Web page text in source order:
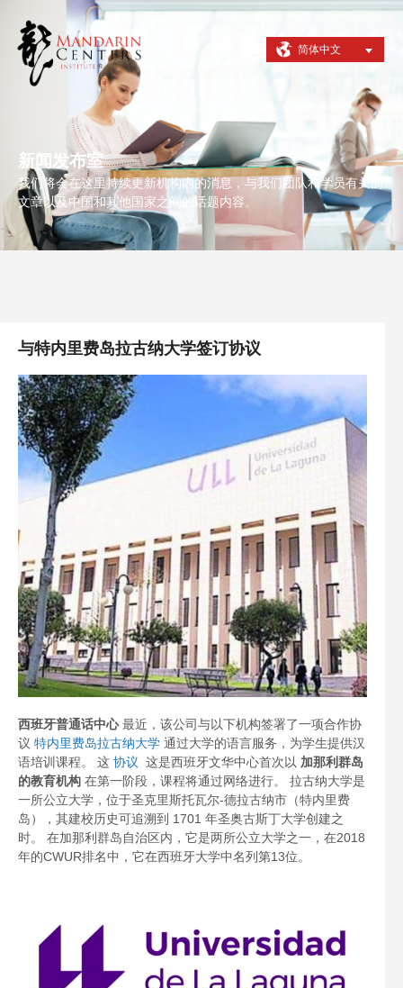
简体中文
新闻发布室
我们将会在这里持续更新机构内的消息，与我们团队和学员有关的
文章以及中国和其他国家之间的话题内容。
与特内里费岛拉古纳大学签订协议
西班牙普通话中心最近，该公司与以下机构签署了一项合作协
议 特内里费岛拉古纳大学 通过大学的语言服务，为学生提供汉
语培训课程。 这 协议 这是西班牙文华中心首次以 加那利群岛
的教育机构 在第一阶段，课程将通过网络进行。 拉古纳大学是
一所公立大学，位于圣克里斯托瓦尔-德拉古纳市（特内里费
岛），其建校历史可追溯到 1701 年圣奥古斯丁大学创建之
时。 在加那利群岛自治区内，它是两所公立大学之一，在2018
年的CWUR排名中，它在西班牙大学中名列第13位。